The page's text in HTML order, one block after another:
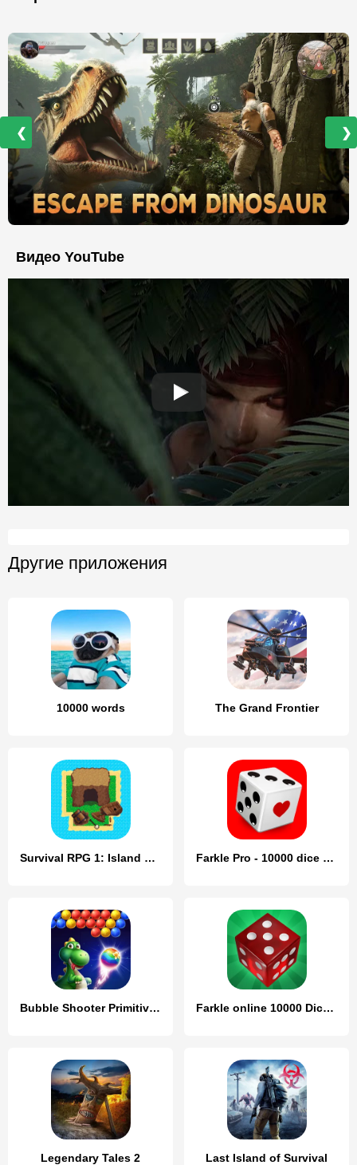
❮ ❯
Видео YouTube
Другие приложения
10000 words The Grand Frontier
Survival RPG 1: Island Escape Farkle Pro - 10000 dice game
Bubble Shooter Primitive Eggs Farkle online 10000 Dice Game
Legendary Tales 2 Last Island of Survival